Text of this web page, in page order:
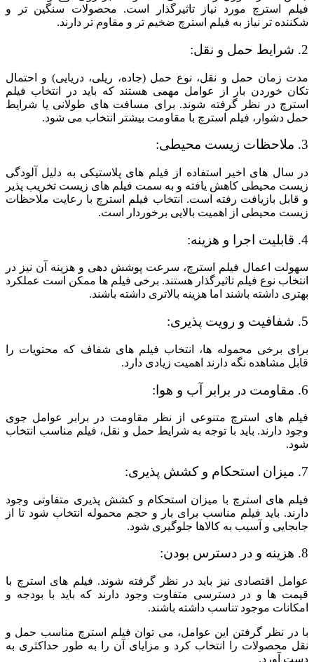
فیلم استرچ مورد نیاز تاثیرگذار است. محصولات سنگین تر و
شکننده تر نیاز به فیلم استرچ ضخیم تر و مقاوم تر دارند.
2. شرایط حمل و نقل:
مدت زمان حمل و نقل، نوع حمل (جاده، ریلی، دریایی) و احتمال
تکان خوردن بار از عوامل مهمی هستند که باید در انتخاب فیلم
استرچ در نظر گرفته شوند. برای مسافت های طولانی یا شرایط
حمل دشوار، فیلم استرچ با مقاومت بیشتر انتخاب می شود.
3. ملاحظات زیست محیطی:
در سال های اخیر استفاده از فیلم های پلاستیکی به دلیل آلودگی
زیست محیطی کاهش یافته و به سمت فیلم های زیست تخریب پذیر
و قابل بازیافت رفته است. انتخاب فیلم استرچ با رعایت ملاحظات
زیست محیطی از اهمیت بالایی برخوردار است.
4. قابلیت اجرا و هزینه:
سهولت اعمال فیلم استرچ، سرعت پوشش دهی و هزینه آن نیز در
انتخاب نوع فیلم تاثیرگذار هستند. برخی فیلم ها ممکن است عملکرد
بهتری داشته باشند اما هزینه بالاتری داشته باشند.
5. شفافیت و رویت پذیری:
برای برخی محموله ها، انتخاب فیلم های شفاف که محتویات را
قابل مشاهده نگه دارند اهمیت زیادی دارد.
6. مقاومت در برابر آب و هوا:
فیلم های استرچ متنوعی از نظر مقاومت در برابر عوامل جوی
وجود دارند. باید با توجه به شرایط حمل و نقل، فیلم مناسب انتخاب
شود.
7. میزان استحکام و کشش پذیری:
فیلم های استرچ با میزان استحکام و کشش پذیری متفاوتی وجود
دارند. باید فیلم مناسب برای بار و حجم محموله انتخاب شود تا از
جابجایی و آسیب به کالاها جلوگیری شود.
8. هزینه و در دسترس بودن:
عوامل اقتصادی نیز باید در نظر گرفته شوند. فیلم های استرچ با
قیمت ها و در دسترسی متفاوت وجود دارند که باید با بودجه و
امکانات موجود تناسب داشته باشند.
با در نظر گرفتن این عوامل، می توان فیلم استرچ مناسب حمل و
نقل محصولات را انتخاب کرد و مزایای آن را به طور حداکثری به
دست آورد.